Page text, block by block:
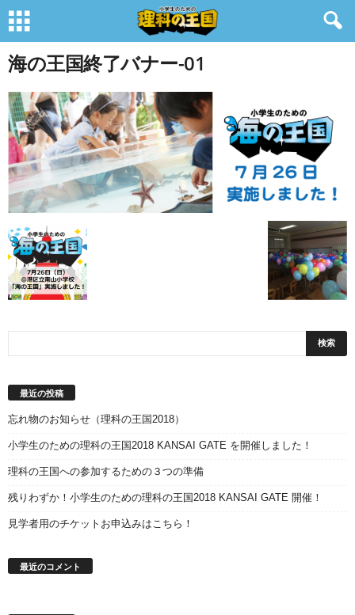
海の王国終了バナー-01
最近の投稿
忘れ物のお知らせ（理科の王国2018）
小学生のための理科の王国2018 KANSAI GATE を開催しました！
理科の王国への参加するための３つの準備
残りわずか！小学生のための理科の王国2018 KANSAI GATE 開催！
見学者用のチケットお申込みはこちら！
最近のコメント